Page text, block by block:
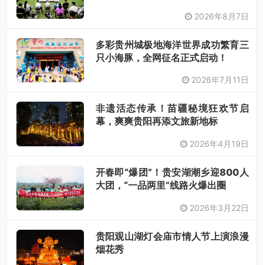
2026年8月7日
多彩贵州城极地海洋世界成功繁育三
只小海豚，全网征名正式启动！
2026年7月11日
非遗活态传承！苗疆秘境狂欢节启
幕，爽爽贵阳再添文旅新地标
2026年4月19日
开春即“爆团”！贵安湖潮乡迎800人
大团，“一品两里”线路火爆出圈
2026年3月22日
贵阳观山湖灯会庙市情人节上演浪漫
烟花秀